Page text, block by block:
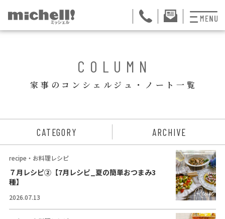
お掃除代行
おためしサービス
サービス一覧
ご契約者さま限定サ
会社紹介
COLUMN
家事のコンシェルジュ・ノート一覧
CATEGORY ARCHIVE
recipe・お料理レシピ
７月レシピ②【7月レシピ_夏の簡単おつまみ3
種】
2026.07.13